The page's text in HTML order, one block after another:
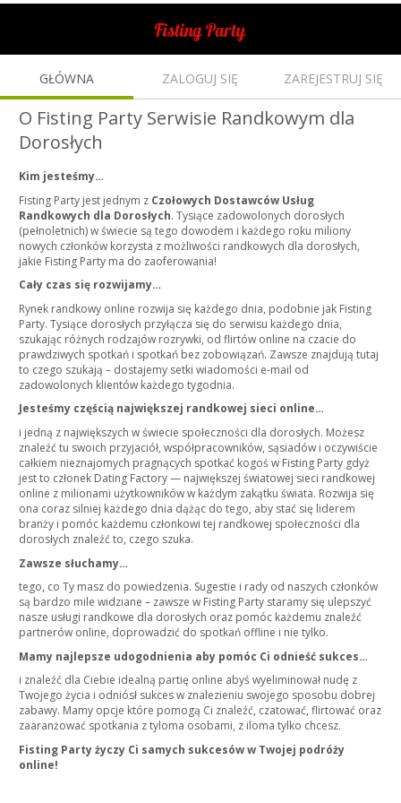
GŁÓWNA ZALOGUJ SIĘ ZAREJESTRUJ SIĘ
O Fisting Party Serwisie Randkowym dla
Dorosłych
Kim jesteśmy…
Fisting Party jest jednym z Czołowych Dostawców Usług
Randkowych dla Dorosłych. Tysiące zadowolonych dorosłych
(pełnoletnich) w świecie są tego dowodem i każdego roku miliony
nowych członków korzysta z możliwości randkowych dla dorosłych,
jakie Fisting Party ma do zaoferowania!
Cały czas się rozwijamy…
Rynek randkowy online rozwija się każdego dnia, podobnie jak Fisting
Party. Tysiące dorosłych przyłącza się do serwisu każdego dnia,
szukając różnych rodzajów rozrywki, od flirtów online na czacie do
prawdziwych spotkań i spotkań bez zobowiązań. Zawsze znajdują tutaj
to czego szukają – dostajemy setki wiadomości e-mail od
zadowolonych klientów każdego tygodnia.
Jesteśmy częścią największej randkowej sieci online…
i jedną z największych w świecie społeczności dla dorosłych. Możesz
znaleźć tu swoich przyjaciół, współpracowników, sąsiadów i oczywiście
całkiem nieznajomych pragnących spotkać kogoś w Fisting Party gdyż
jest to członek Dating Factory — największej światowej sieci randkowej
online z milionami użytkowników w każdym zakątku świata. Rozwija się
ona coraz silniej każdego dnia dążąc do tego, aby stać się liderem
branży i pomóc każdemu członkowi tej randkowej społeczności dla
dorosłych znaleźć to, czego szuka.
Zawsze słuchamy…
tego, co Ty masz do powiedzenia. Sugestie i rady od naszych członków
są bardzo mile widziane – zawsze w Fisting Party staramy się ulepszyć
nasze usługi randkowe dla dorosłych oraz pomóc każdemu znaleźć
partnerów online, doprowadzić do spotkań offline i nie tylko.
Mamy najlepsze udogodnienia aby pomóc Ci odnieść sukces…
i znaleźć dla Ciebie idealną partię online abyś wyeliminował nudę z
Twojego życia i odniósł sukces w znalezieniu swojego sposobu dobrej
zabawy. Mamy opcje które pomogą Ci znaleźć, czatować, flirtować oraz
zaaranżować spotkania z tyloma osobami, z iloma tylko chcesz.
Fisting Party życzy Ci samych sukcesów w Twojej podróży
online!